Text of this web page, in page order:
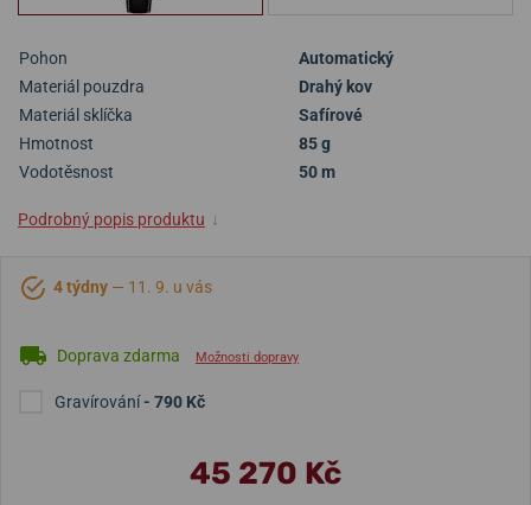
Pohon
Automatický
Materiál pouzdra
Drahý kov
Materiál sklíčka
Safírové
Hmotnost
85 g
Vodotěsnost
50 m
Podrobný popis produktu ↓
4 týdny — 11. 9. u vás
Doprava zdarma Možnosti dopravy
Gravírování- 790 Kč
45 270 Kč